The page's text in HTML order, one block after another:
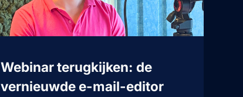
Webinar terugkijken: de
vernieuwde e-mail-editor